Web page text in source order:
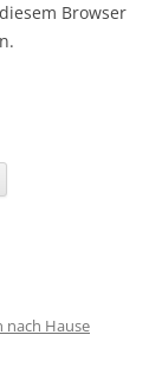
Browser
nach Hause